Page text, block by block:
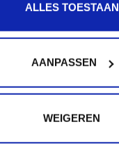
ALLES TOESTAAN
AANPASSEN
WEIGEREN